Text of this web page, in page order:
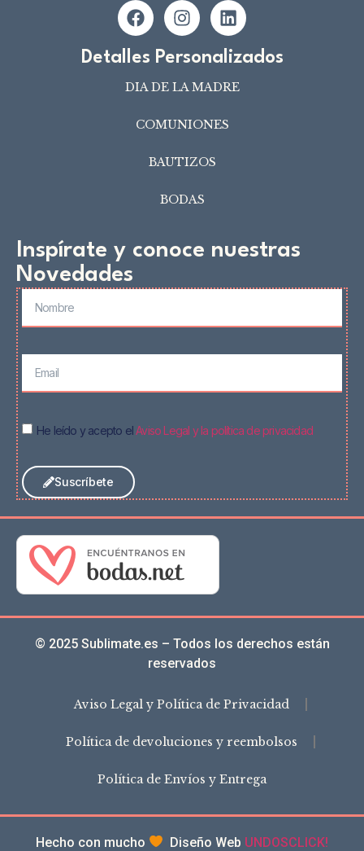
Detalles Personalizados
DIA DE LA MADRE
COMUNIONES
BAUTIZOS
BODAS
Inspírate y conoce nuestras
Novedades
He leído y acepto elAviso Legal y la política de privacidad
Suscríbete
© 2025 Sublimate.es – Todos los derechos están
reservados
Aviso Legal y Política de Privacidad
Política de devoluciones y reembolsos
Política de Envíos y Entrega
Hecho con mucho Diseño Web UNDOSCLICK!